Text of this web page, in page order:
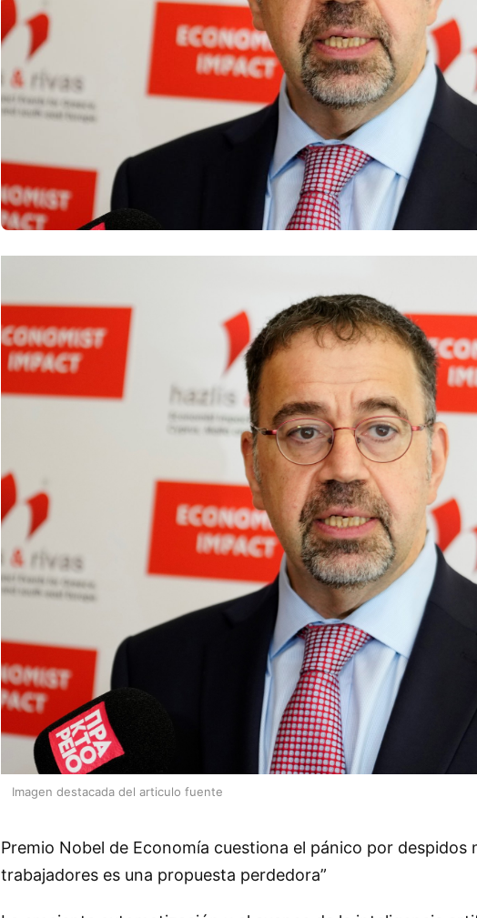
Imagen destacada del articulo fuente
Premio Nobel de Economía cuestiona el pánico por despidos
trabajadores es una propuesta perdedora”